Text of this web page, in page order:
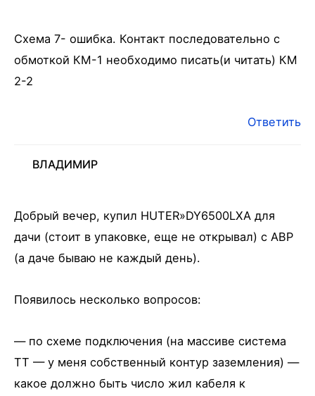
Схема 7- ошибка. Контакт последовательно с
обмоткой КМ-1 необходимо писать(и читать) КМ
2-2
Ответить
ВЛАДИМИР
Добрый вечер, купил HUTER»DY6500LXA для
дачи (стоит в упаковке, еще не открывал) с АВР
(а даче бываю не каждый день).
Появилось несколько вопросов:
— по схеме подключения (на массиве система
ТТ — у меня собственный контур заземления) —
какое должно быть число жил кабеля к